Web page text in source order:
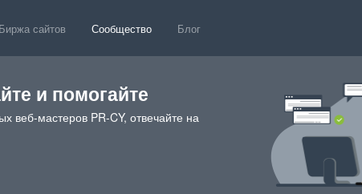
Биржа сайтов Сообщество Блог
и помогайте
веб-мастеров PR-CY, отвечайте на